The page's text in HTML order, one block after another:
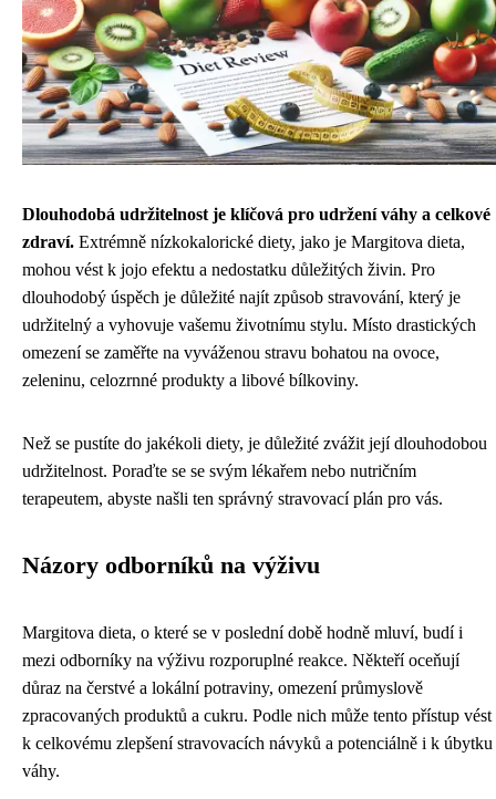
Dlouhodobá udržitelnost je klíčová pro udržení váhy a celkové
zdraví. Extrémně nízkokalorické diety, jako je Margitova dieta,
mohou vést k jojo efektu a nedostatku důležitých živin. Pro
dlouhodobý úspěch je důležité najít způsob stravování, který je
udržitelný a vyhovuje vašemu životnímu stylu. Místo drastických
omezení se zaměřte na vyváženou stravu bohatou na ovoce,
zeleninu, celozrnné produkty a libové bílkoviny.
Než se pustíte do jakékoli diety, je důležité zvážit její dlouhodobou
udržitelnost. Poraďte se se svým lékařem nebo nutričním
terapeutem, abyste našli ten správný stravovací plán pro vás.
Názory odborníků na výživu
Margitova dieta, o které se v poslední době hodně mluví, budí i
mezi odborníky na výživu rozporuplné reakce. Někteří oceňují
důraz na čerstvé a lokální potraviny, omezení průmyslově
zpracovaných produktů a cukru. Podle nich může tento přístup vést
k celkovému zlepšení stravovacích návyků a potenciálně i k úbytku
váhy.